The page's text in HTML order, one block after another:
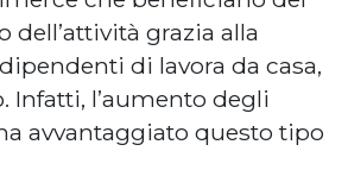
grazia alla
di lavora da casa,
Infatti, l’aumento degli
avvantaggiato questo tipo